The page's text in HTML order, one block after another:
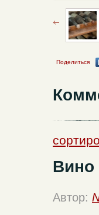
Поделиться
Вино
Автор: